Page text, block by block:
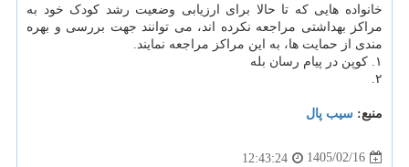
خانواده هایی که تا حالا برای ارزیابی وضعیت رشد کودک خود به
مراکز بهداشتی مراجعه نکرده اند، می توانند جهت بررسی و بهره
مندی از حمایت ها، به این مراکز مراجعه نمایند.
۱. کوپن در پیام رسان بله
۲.
منبع: سیب پال
1405/02/16
12:43:24